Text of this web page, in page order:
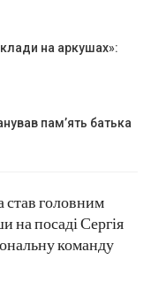
на аркушах»:
пам’ять батька
став головним
на посаді Сергія
команду